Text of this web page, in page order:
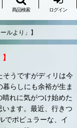
商品検索 ログイン
ルより」】
うですがディリは今
らしにも余裕が生ま
れに気がつけ始めた
ます。最近、行きつ
でポピュラーな、イ